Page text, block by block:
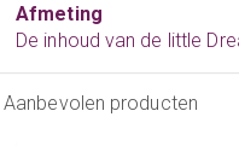
Afmeting
De inhoud van de little
Aanbevolen producten